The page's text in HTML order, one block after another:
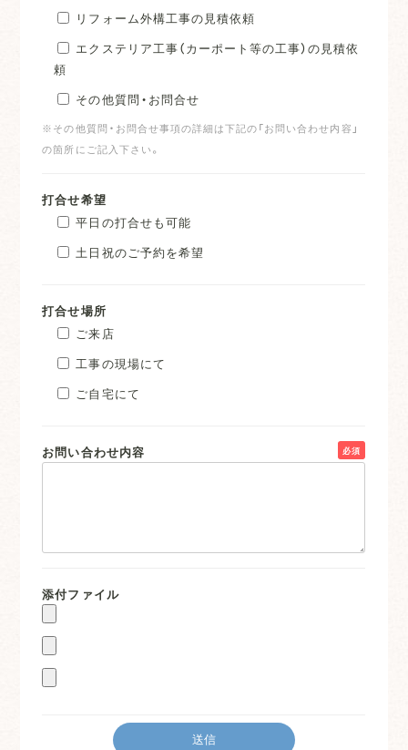
リフォーム外構工事の見積依頼
エクステリア工事（カーポート等の工事）の見積依
頼
その他質問・お問合せ
※その他質問・お問合せ事項の詳細は下記の「お問い合わせ内容」
の箇所にご記入下さい。
打合せ希望
平日の打合せも可能
土日祝のご予約を希望
打合せ場所
ご来店
工事の現場にて
ご自宅にて
お問い合わせ内容 必須
添付ファイル